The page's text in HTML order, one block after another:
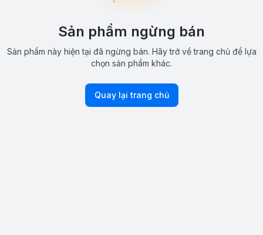
Sản phẩm ngừng bán
Sản phẩm này hiện tại đã ngừng bán. Hãy trở về trang chủ để lựa
chọn sản phẩm khác.
Quay lại trang chủ